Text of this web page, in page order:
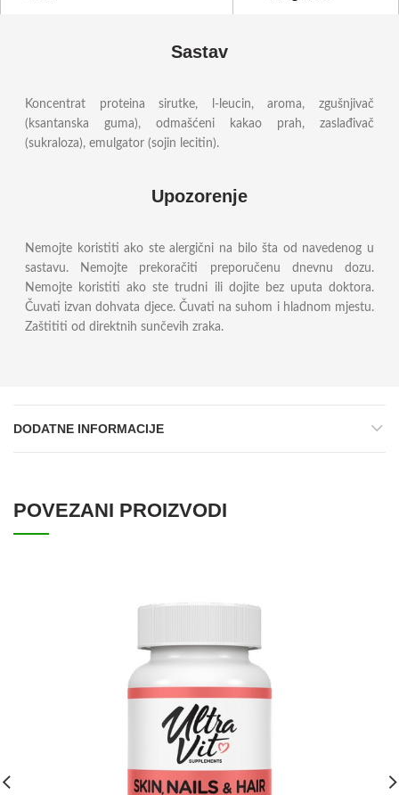
Sastav
Koncentrat proteina sirutke, l-leucin, aroma, zgušnjivač
(ksantanska guma), odmašćeni kakao prah, zaslađivač
(sukraloza), emulgator (sojin lecitin).
Upozorenje
Nemojte koristiti ako ste alergični na bilo šta od navedenog u
sastavu. Nemojte prekoračiti preporučenu dnevnu dozu.
Nemojte koristiti ako ste trudni ili dojite bez uputa doktora.
Čuvati izvan dohvata djece. Čuvati na suhom i hladnom mjestu.
Zaštititi od direktnih sunčevih zraka.
DODATNE INFORMACIJE
POVEZANI PROIZVODI